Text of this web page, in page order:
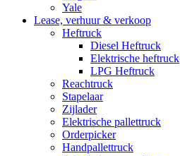
Yale
Lease, verhuur & verkoop
Heftruck
Diesel Heftruck
Elektrische heftruck
LPG Heftruck
Reachtruck
Stapelaar
Zijlader
Elektrische pallettruck
Orderpicker
Handpallettruck